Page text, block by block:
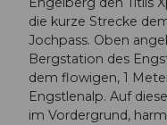
die kurze Strecke
Jochpass. Oben
Bergstation des
dem flowigen, 1
Engstlenalp. Auf
im Vordergrund,